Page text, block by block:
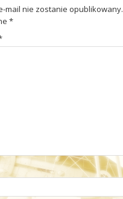
mail nie zostanie opublikowany.
*